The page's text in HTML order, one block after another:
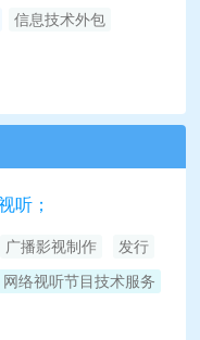
信息技术外包
听；
广播影视制作
发行
网络视听节目技术服务